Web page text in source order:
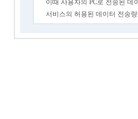
이때 사용자의 PC로 전송된 데
서비스의 허용된 데이터 전송